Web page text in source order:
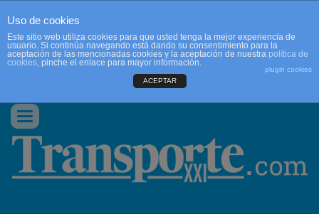
CONTACTO
Conmutar
navegación
Uso de cookies
Este sitio web utiliza cookies para que usted tenga la mejor experiencia de
usuario. Si continúa navegando está dando su consentimiento para la
aceptación de las mencionadas cookies y la aceptación de nuestra política de
cookies, pinche el enlace para mayor información.
plugin cookies
ACEPTAR